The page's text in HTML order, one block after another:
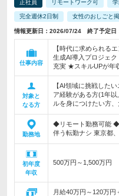
正社員 リモートワーク可
完全週休2日制 女性のおしごと
情報更新日：2026/07/24 終了予定日
仕事内容
【時代に求められる
生成AI導入プロジェ
充実 ★スキルUPが年
対象と
なる方
【AI領域に挑戦した
ア経験がある方(1年
ルを身につけたい方、
勤務地
◆リモート勤務可能
伴う転勤ナシ 東京都
初年度
年収
500万円～1,500万円
月給40万円～120万